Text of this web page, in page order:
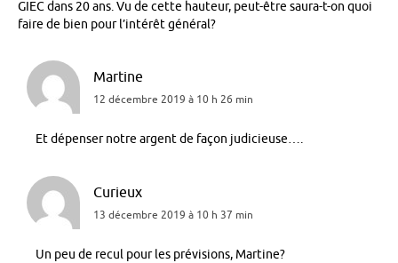
GIEC dans 20 ans. Vu de cette hauteur, peut-être saura-t-on quoi
faire de bien pour l’intérêt général?
Martine
12 décembre 2019 à 10 h 26 min
Et dépenser notre argent de façon judicieuse….
Curieux
13 décembre 2019 à 10 h 37 min
Un peu de recul pour les prévisions, Martine?